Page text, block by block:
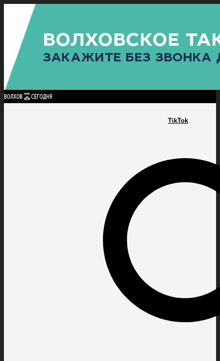
TikTok
Найти:
ГЛАВНАЯ ПОЛИТИКАПРОИСШЕСТВИЯ ПРОКУРАТУРАСПОРТ
ПОЛИТИКА
КУЛЬТУРА
ПОСЕЛЕНИЯ